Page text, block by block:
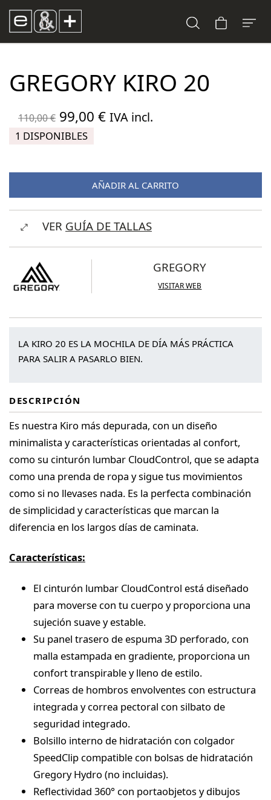
GREGORY KIRO 20
110,00€ El
precio
era:
110,00 €.
99,00 €El
es:
99,00 €.
IVA incl.
1 DISPONIBLES
AÑADIR AL CARRITO
VER GUÍA DE TALLAS
GREGORY
VISITAR WEB
LA KIRO 20 ES LA MOCHILA DE DÍA MÁS PRÁCTICA
PARA SALIR A PASARLO BIEN.
DESCRIPCIÓN
Es nuestra Kiro más depurada, con un diseño
minimalista y características orientadas al confort,
como su cinturón lumbar CloudControl, que se adapta
como una prenda de ropa y sigue tus movimientos
como si no llevases nada. Es la perfecta combinación
de simplicidad y características que marcan la
diferencia en los largos días de caminata.
Características:
El cinturón lumbar CloudControl está diseñado
para moverse con tu cuerpo y proporciona una
sujeción suave y estable.
Su panel trasero de espuma 3D perforado, con
malla estampada en gradiente, proporciona un
confort transpirable y lleno de estilo.
Correas de hombros envolventes con estructura
integrada y correa pectoral con silbato de
seguridad integrado.
Bolsillo interno de hidratación con colgador
SpeedClip compatible con bolsas de hidratación
Gregory Hydro (no incluidas).
Reflectividad 360° con portaobjetos y dibujos